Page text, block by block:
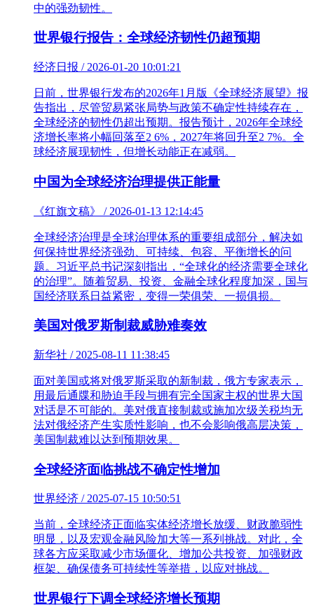
中的强劲韧性。
世界银行报告：全球经济韧性仍超预期
经济日报 / 2026-01-20 10:01:21
日前，世界银行发布的2026年1月版《全球经济展望》报
告指出，尽管贸易紧张局势与政策不确定性持续存在，
全球经济的韧性仍超出预期。报告预计，2026年全球经
济增长率将小幅回落至2 6%，2027年将回升至2 7%。全
球经济展现韧性，但增长动能正在减弱。
中国为全球经济治理提供正能量
《红旗文稿》 / 2026-01-13 12:14:45
全球经济治理是全球治理体系的重要组成部分，解决如
何保持世界经济强劲、可持续、包容、平衡增长的问
题。习近平总书记深刻指出，“全球化的经济需要全球化
的治理”。随着贸易、投资、金融全球化程度加深，国与
国经济联系日益紧密，变得一荣俱荣、一损俱损。
美国对俄罗斯制裁威胁难奏效
新华社 / 2025-08-11 11:38:45
面对美国或将对俄罗斯采取的新制裁，俄方专家表示，
用最后通牒和胁迫手段与拥有完全国家主权的世界大国
对话是不可能的。美对俄直接制裁或施加次级关税均无
法对俄经济产生实质性影响，也不会影响俄高层决策，
美国制裁难以达到预期效果。
全球经济面临挑战不确定性增加
世界经济 / 2025-07-15 10:50:51
当前，全球经济正面临实体经济增长放缓、财政脆弱性
明显，以及宏观金融风险加大等一系列挑战。对此，全
球各方应采取减少市场僵化、增加公共投资、加强财政
框架、确保债务可持续性等举措，以应对挑战。
世界银行下调全球经济增长预期